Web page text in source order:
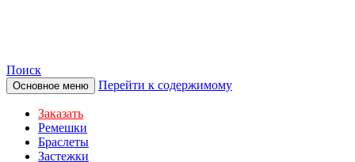
Поиск
Основное меню Перейти к содержимому
Заказать
Ремешки
Браслеты
Застежки